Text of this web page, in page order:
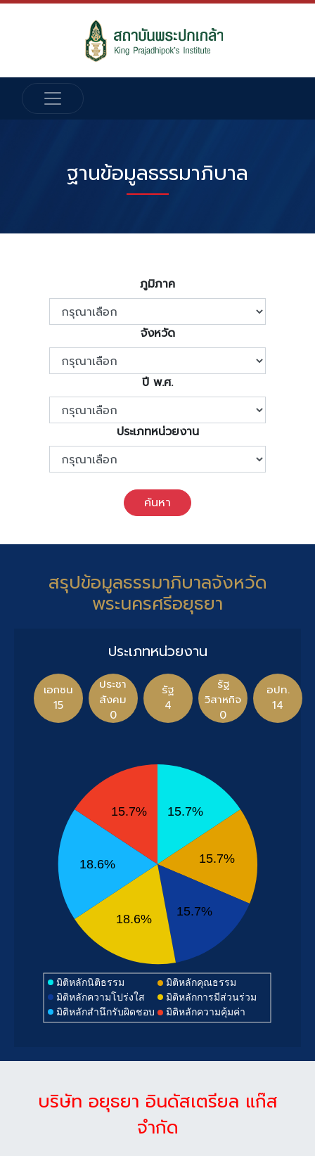
ฐานข้อมูลธรรมาภิบาล
ภูมิภาค
จังหวัด
ปี พ.ศ.
ประเภทหน่วยงาน
ค้นหา
สรุปข้อมูลธรรมาภิบาลจังหวัด
พระนครศรีอยุธยา
ประเภทหน่วยงาน
เอกชน
15
ประชา
สังคม
0
รัฐ
4
รัฐ
วิสาหกิจ
0
อปท.
14
มิติหลักนิติธรรม มิติหลักคุณธรรม
มิติหลักความโปร่งใส
มิติหลักการมีส่วนร่วม
มิติหลักสำนึกรับผิดชอบ
มิติหลักความคุ้มค่า
15.7%
15.7%
15.7%
18.6%
18.6%
15.7%
บริษัท อยุธยา อินดัสเตรียล แก๊ส
จำกัด